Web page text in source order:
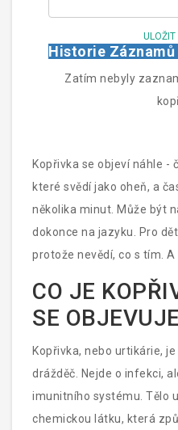
Historie Záznamů
Zatím nebyly
Kopřivka se objeví náhle -
které svědí jako oheň, a
několika minut. Může být
dokonce na jazyku. Pro
protože nevědí, co s tím.
když se chce spát, nebo
vyrovnat s pohledy
o nějakou závažnou
nesnesitelná. A hlavně:
když ji ignoruješ.
CO JE
SE
Kopřivka, nebo urtikárie,
drážděč. Nejde o infekci,
imunitního systému. Tělo
chemickou látku, která